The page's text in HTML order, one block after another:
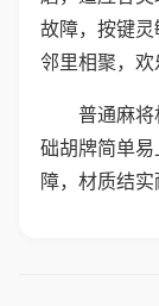
故障，按键灵
邻里相聚，欢
普通麻
础胡牌简单
障，材质结实